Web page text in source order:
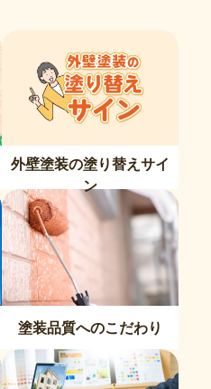
外壁塗装の塗り替えサイ
ン
塗装品質へのこだわり